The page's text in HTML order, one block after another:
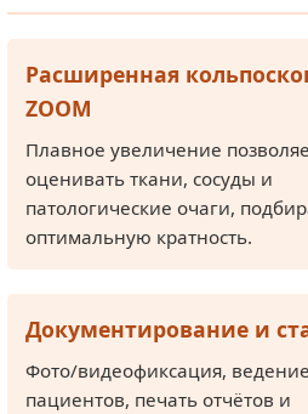
Расширенная
ZOOM
Плавное увеличение
оценивать ткани, сосуды и
патологические очаги,
оптимальную кратность.
Документирование и
Фото/видеофиксация,
пациентов, печать отчётов и